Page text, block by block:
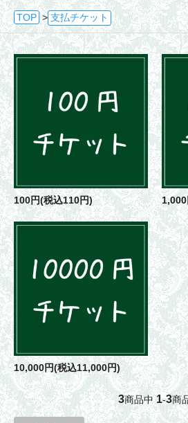
TOP > 支払チケット
100円(税込110円)
10,000円(税込11,000円)
3商品中1-3商